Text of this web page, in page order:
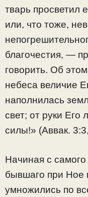
тварь просветил
или, что тоже,
благочестия, —
говорить. Об
небеса величие
наполнилась
свет; от руки Его
силы!» (Аввак.
Начиная с
бывшаго при Ное
умножились по